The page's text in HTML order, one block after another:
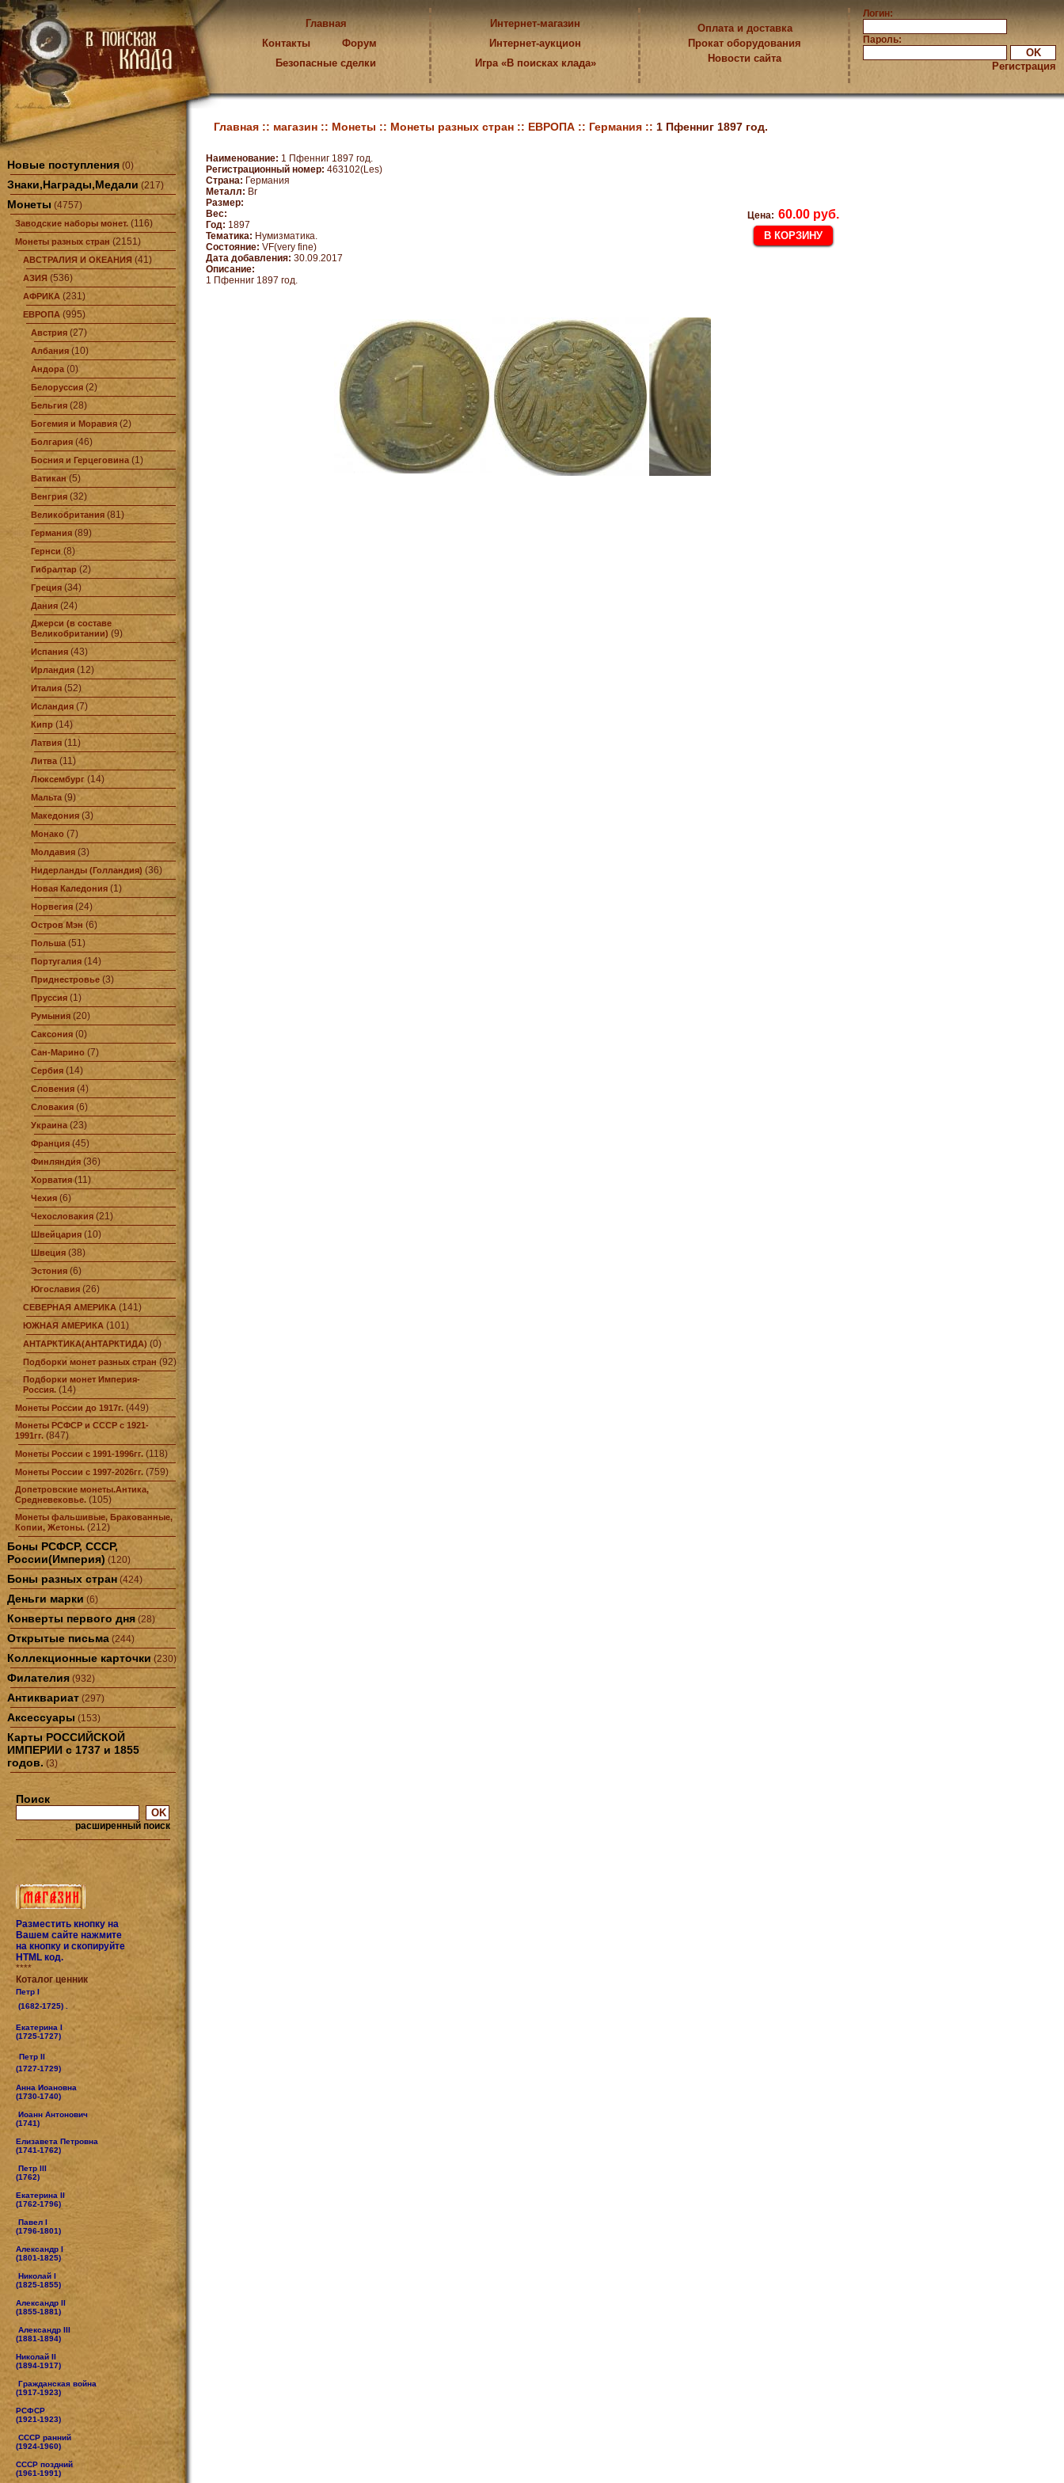
Главная
Контакты
Форум
Безопасные сделки
Интернет-магазин
Интернет-аукцион
Игра «В поисках клада»
Оплата и доставка
Прокат оборудования
Новости сайта
Логин:
Пароль:
Регистрация
Новые поступления (0)
Знаки,Награды,Медали (217)
Монеты (4757)
Заводские наборы монет. (116)
Монеты разных стран (2151)
АВСТРАЛИЯ И ОКЕАНИЯ (41)
АЗИЯ (536)
АФРИКА (231)
ЕВРОПА (995)
Австрия (27)
Албания (10)
Андора (0)
Белоруссия (2)
Бельгия (28)
Богемия и Моравия (2)
Болгария (46)
Босния и Герцеговина (1)
Ватикан(5)
Венгрия (32)
Великобритания (81)
Германия (89)
Гернси(8)
Гибралтар (2)
Греция (34)
Дания (24)
Джерси (в составе
Великобритании) (9)
Испания (43)
Ирландия (12)
Италия (52)
Исландия (7)
Кипр (14)
Латвия (11)
Литва(11)
Люксембург (14)
Мальта (9)
Македония (3)
Монако (7)
Молдавия (3)
Нидерланды (Голландия) (36)
Новая Каледония (1)
Норвегия (24)
Остров Мэн (6)
Польша(51)
Португалия (14)
Приднестровье (3)
Пруссия (1)
Румыния (20)
Саксония (0)
Сан-Марино (7)
Сербия (14)
Словения (4)
Словакия (6)
Украина(23)
Франция (45)
Финляндия (36)
Хорватия(11)
Чехия (6)
Чехословакия (21)
Швейцария (10)
Швеция (38)
Эстония (6)
Югославия (26)
СЕВЕРНАЯ АМЕРИКА (141)
ЮЖНАЯ АМЕРИКА (101)
АНТАРКТИКА(АНТАРКТИДА) (0)
Подборки монет разных стран (92)
Подборки монет Империя-
Россия. (14)
Монеты России до 1917г. (449)
Монеты РСФСР и СССР с 1921-
1991гг. (847)
Монеты России с 1991-1996гг. (118)
Монеты России с 1997-2026гг. (759)
Допетровские монеты.Антика,
Средневековье. (105)
Монеты фальшивые, Бракованные,
Копии, Жетоны. (212)
Боны РСФСР, СССР,
России(Империя) (120)
Боны разных стран (424)
Деньги марки (6)
Конверты первого дня (28)
Открытые письма (244)
Коллекционные карточки (230)
Филателия (932)
Антиквариат (297)
Аксессуары (153)
Карты РОССИЙСКОЙ
ИМПЕРИИ с 1737 и 1855
годов. (3)
Поиск
расширенный поиск
Разместить кнопку на
Вашем сайте нажмите
на кнопку и скопируйте
HTML код.
****
Коталог ценник
Петр I
(1682-1725) .
Екатерина I
(1725-1727)
Петр II
(1727-1729)
Анна Иоановна
(1730-1740)
Иоанн Антонович
(1741)
Елизавета Петровна
(1741-1762)
Петр III
(1762)
Екатерина II
(1762-1796)
Павел I
(1796-1801)
Александр I
(1801-1825)
Николай I
(1825-1855)
Александр II
(1855-1881)
Александр III
(1881-1894)
Николай II
(1894-1917)
Гражданская война
(1917-1923)
РСФСР
(1921-1923)
СССР ранний
(1924-1960)
СССР поздний
(1961-1991)
Главная :: магазин :: Монеты :: Монеты разных стран :: ЕВРОПА :: Германия :: 1 Пфенниг 1897 год.
Наименование: 1 Пфенниг 1897 год.
Регистрационный номер: 463102(Les)
Страна: Германия
Металл: Br
Размер:
Вес:
Год: 1897
Тематика: Нумизматика.
Состояние: VF(very fine)
Дата добавления: 30.09.2017
Описание:
1 Пфенниг 1897 год.
Цена: 60.00 руб.